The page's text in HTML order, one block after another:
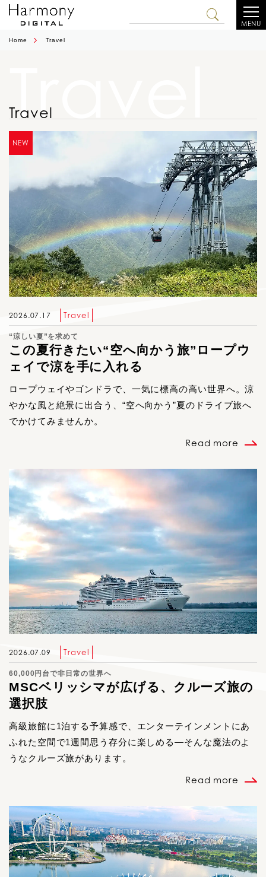
MENU
Home Travel
Travel
Travel
NEW
2026.07.17 Travel
“涼しい夏”を求めて
この夏行きたい“空へ向かう旅”ロープウ
ェイで涼を手に入れる
ロープウェイやゴンドラで、一気に標高の高い世界へ。涼
やかな風と絶景に出合う、“空へ向かう”夏のドライブ旅へ
でかけてみませんか。
Read more
2026.07.09 Travel
60,000円台で非日常の世界へ
MSCベリッシマが広げる、クルーズ旅の
選択肢
高級旅館に1泊する予算感で、エンターテインメントにあ
ふれた空間で1週間思う存分に楽しめる―そんな魔法のよ
うなクルーズ旅があります。
Read more